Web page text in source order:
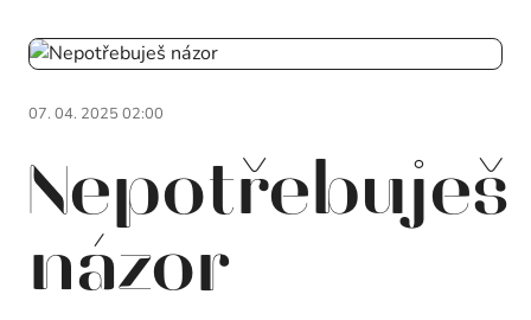
07. 04. 2025 02:00
Nepotřebuješ
názor